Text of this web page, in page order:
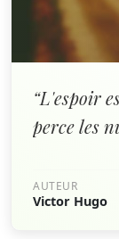
“L'espoir
perce les
AUTEUR
Victor Hugo